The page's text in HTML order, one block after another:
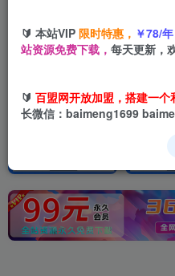
🔰 本站VIP 限时特惠， ￥78/
站资源免费下载， 每天更新，
🔰 百盟网开放加盟，搭建一个
长微信：baimeng1699